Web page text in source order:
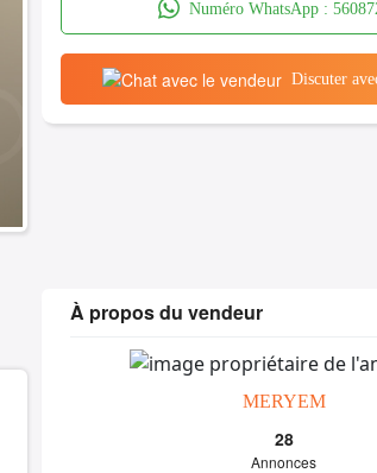
Numéro WhatsApp :
Discuter
À propos du vendeur
MERYEM
28
Annonces